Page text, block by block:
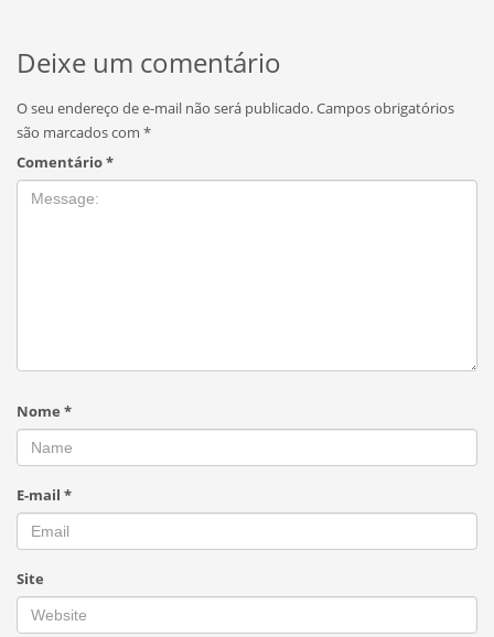
Deixe um comentário
O seu endereço de e-mail não será publicado.Campos obrigatórios
são marcados com *
Comentário*
Nome *
E-mail *
Site